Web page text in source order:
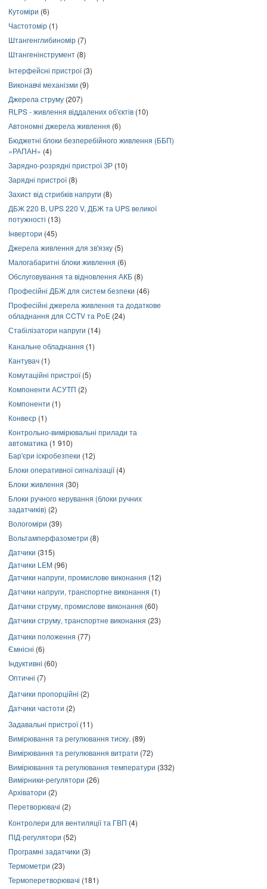
Кутоміри (6)
Частотомір (1)
Штангенглибиномір (7)
Штангенінструмент (8)
Інтерфейсні пристрої(3)
Виконавчі механізми (9)
Джерела струму (207)
RLPS - живлення віддалених об'єктів (10)
Автономні джерела живлення (6)
Бюджетні блоки безперебійного живлення (ББП)
«РАПАН» (4)
Зарядно-розрядні пристрої ЗР (10)
Зарядні пристрої(8)
Захист від стрибків напруги (8)
ДБЖ 220 В, UPS 220 V, ДБЖ та UPS великої
потужності (13)
Інвертори (45)
Джерела живлення для зв'язку (5)
Малогабаритні блоки живлення (6)
Обслуговування та відновлення АКБ (8)
Професійні ДБЖ для систем безпеки (46)
Професійні джерела живлення та додаткове
обладнання для CCTV та PoE (24)
Стабілізатори напруги (14)
Канальне обладнання (1)
Кантувач (1)
Комутаційні пристрої(5)
Компоненти АСУТП (2)
Компоненти (1)
Конвеєр (1)
Контрольно-вимірювальні прилади та
автоматика (1 910)
Бар'єри іскробезпеки (12)
Блоки оперативної сигналізації(4)
Блоки живлення (30)
Блоки ручного керування (блоки ручних
задатчиків) (2)
Вологоміри (39)
Вольтамперфазометри (8)
Датчики (315)
Датчики LEM (96)
Датчики напруги, промислове виконання (12)
Датчики напруги, транспортне виконання (1)
Датчики струму, промислове виконання (60)
Датчики струму, транспортне виконання (23)
Датчики положення (77)
Ємнісні (6)
Індуктивні (60)
Оптичні (7)
Датчики пропорційні (2)
Датчики частоти (2)
Задавальні пристрої(11)
Вимірювання та регулювання тиску. (89)
Вимірювання та регулювання витрати (72)
Вимірювання та регулювання температури (332)
Вимірники-регулятори (26)
Архіватори (2)
Перетворювачі (2)
Контролери для вентиляції та ГВП (4)
ПІД-регулятори (52)
Програмні задатчики (3)
Термометри (23)
Термоперетворювачі (181)